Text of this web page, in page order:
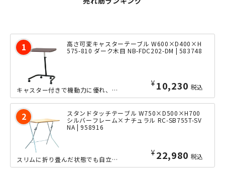
高さ可変キャスターテーブル W600×D400×H
575-810 ダーク木目 NB-FDC202-DM | 583748
¥ 10,230 税込
キャスター付きで機動力に優れ、天板の高さや角度を柔軟に調節できる、あると便利なコ...
スタンドタッチテーブル W750×D500×H700
シルバーフレーム×ナチュラル RC-SB755T-SV
NA | 958916
¥ 22,980 税込
スリムに折り畳んだ状態でも自立し、省スペースに収納できることで、ちょっとした補助...